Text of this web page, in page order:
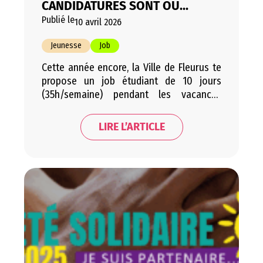
CANDIDATURES SONT OU...
Publié le10 avril 2026
Jeunesse Job
Cette année encore, la Ville de Fleurus te
propose un job étudiant de 10 jours
(35h/semaine) pendant les vacances
collective tout en gagnant ton argent de
poche ! Dépose ta candidature jusqu’au
Fiche médicale Été…
LIRE L’ARTICLE